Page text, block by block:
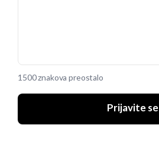
1500 znakova preostalo
Prijavite se